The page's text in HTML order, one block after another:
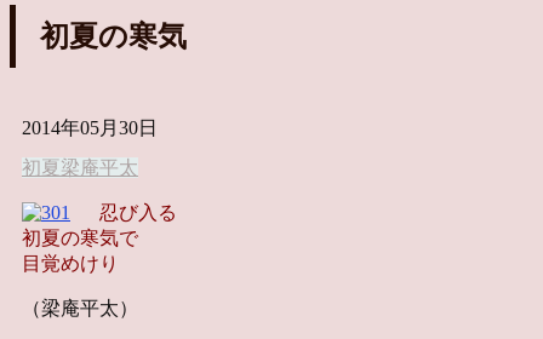
初夏の寒気
2014年05月30日
初夏 梁庵平太
忍び入る
初夏の寒気で
目覚めけり
（梁庵平太）